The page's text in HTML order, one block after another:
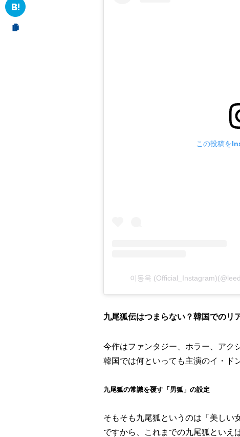
この投稿を
이동욱
九尾狐伝はつまらない？韓国でのリ
今作はファンタジー、ホラー、アク
韓国では何といっても主演のイ・ド
九尾狐の常識を覆す「男狐」の設定
そもそも九尾狐というのは「美しい
ですから、これまでの九尾狐といえ